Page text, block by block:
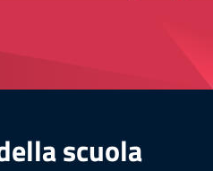
scuola